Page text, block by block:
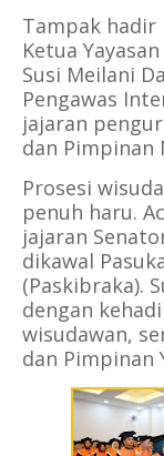
Tampak
Ketua
Susi Meilani
Pengawas
jajaran
dan Pimpinan
Prosesi
penuh haru.
jajaran
dikawal
(Paskibraka).
dengan
wisudawan,
dan Pimpinan